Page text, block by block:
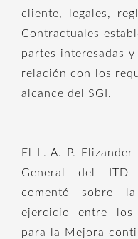
cliente, legales,
Contractuales
partes interesadas
relación con los
alcance del SGI.
El L. A. P.
General del ITD
comentó sobre
ejercicio entre los
para la Mejora